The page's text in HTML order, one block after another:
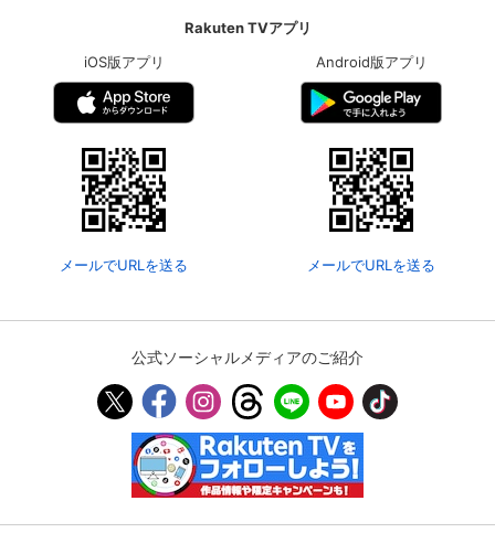
Rakuten TVアプリ
iOS版アプリ
メールでURLを送る
Android版アプリ
メールでURLを送る
公式ソーシャルメディアのご紹介